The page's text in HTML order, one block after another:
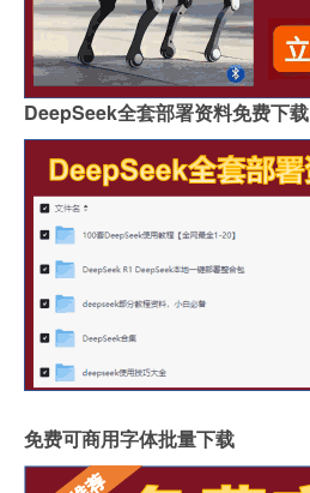
DeepSeek全套部署资料免费下载
免费可商用字体批量下载